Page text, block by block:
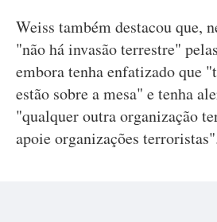
Weiss também destacou que,
"não há invasão terrestre"
embora tenha enfatizado que
estão sobre a mesa" e tenha
"qualquer outra organização
apoie organizações